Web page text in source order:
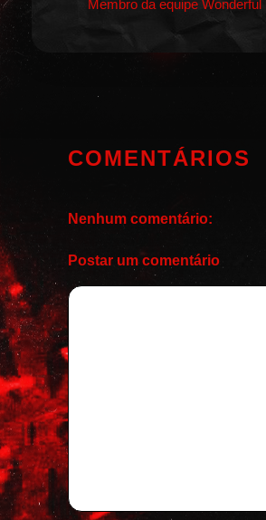
Membro da equipe Wonderful
COMENTÁRIOS
Nenhum comentário:
Postar um comentário